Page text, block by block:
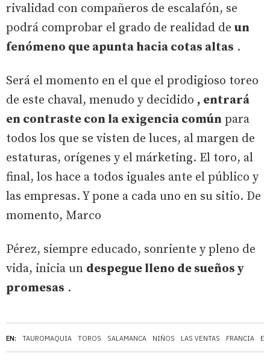
EN: TAUROMAQUIA TOROS SALAMANCA NIÑOS LAS VENTAS FRANCIA
rivalidad con compañeros de escalafón, se
podrá comprobar el grado de realidad de un
fenómeno que apunta hacia cotas altas .
Será el momento en el que el prodigioso toreo
de este chaval, menudo y decidido , entrará
en contraste con la exigencia común para
todos los que se visten de luces, al margen de
estaturas, orígenes y el márketing. El toro, al
final, los hace a todos iguales ante el público y
las empresas. Y pone a cada uno en su sitio. De
momento, Marco
Pérez, siempre educado, sonriente y pleno de
vida, inicia un despegue lleno de sueños y
promesas .